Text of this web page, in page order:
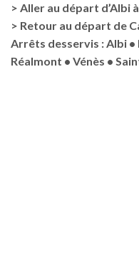
> Aller au départ d’Albi
> Retour au départ de
Arrêts desservis : Albi •
Réalmont • Vénès •